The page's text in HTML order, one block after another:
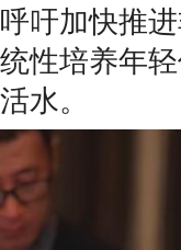
呼吁加快推
统性培养年
活水。